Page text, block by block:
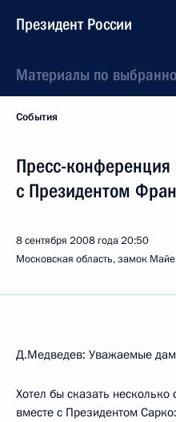
Президент России
Материалы по
События
Пресс-конференция
с Президентом
8 сентября 2008 года20:50
Московская область, замок
Д.Медведев: Уважаемые
Хотел бы сказать
вместе с Президентом